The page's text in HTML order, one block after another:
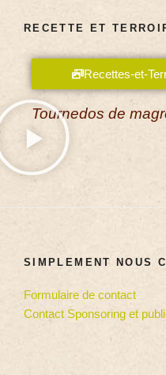
RECETTE ET
Recettes-et-
Tournedos de
SIMPLEMENT NOUS
Formulaire de contact
Contact Sponsoring et